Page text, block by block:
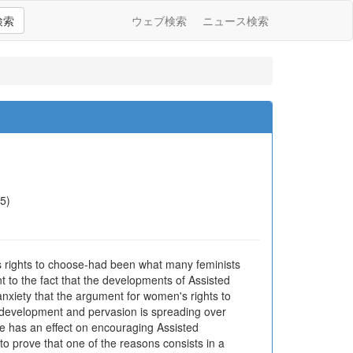
索 ウェブ検索 ニュース検索
to choose-had been what many feminists
to the fact that the developments of Assisted
that the argument for women's rights to
and pervasion is spreading over
has an effect on encouraging Assisted
prove that one of the reasons consists in a